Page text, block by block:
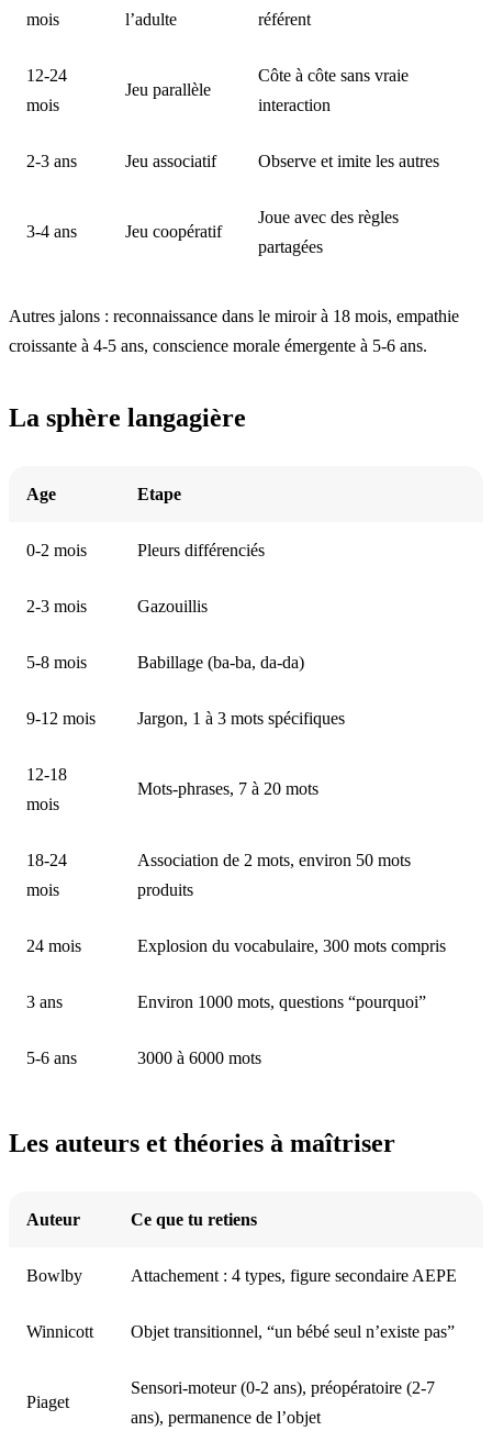
mois
l’adulte
référent
12-24
mois
Jeu parallèle
Côte à côte sans vraie
interaction
2-3 ans Jeu associatif Observe et imite les autres
3-4 ans Jeu coopératif
Joue avec des règles
partagées
Autres jalons : reconnaissance dans le miroir à 18 mois, empathie
croissante à 4-5 ans, conscience morale émergente à 5-6 ans.
La sphère langagière
Age Etape
0-2 mois Pleurs différenciés
2-3 mois Gazouillis
5-8 mois Babillage (ba-ba, da-da)
9-12 mois Jargon, 1 à 3 mots spécifiques
12-18
mois
Mots-phrases, 7 à 20 mots
18-24
mois
Association de 2 mots, environ 50 mots
produits
24 mois Explosion du vocabulaire, 300 mots compris
3 ans Environ 1000 mots, questions “pourquoi”
5-6 ans 3000 à 6000 mots
Les auteurs et théories à maîtriser
Auteur Ce que tu retiens
Bowlby Attachement : 4 types, figure secondaire AEPE
Winnicott Objet transitionnel, “un bébé seul n’existe pas”
Piaget
Sensori-moteur (0-2 ans), préopératoire (2-7
ans), permanence de l’objet